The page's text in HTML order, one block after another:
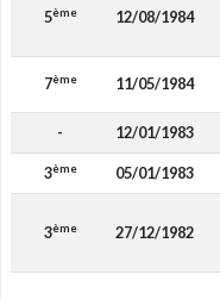
5ème 12/08/1984
7ème 11/05/1984
- 12/01/1983
3ème 05/01/1983
3ème 27/12/1982